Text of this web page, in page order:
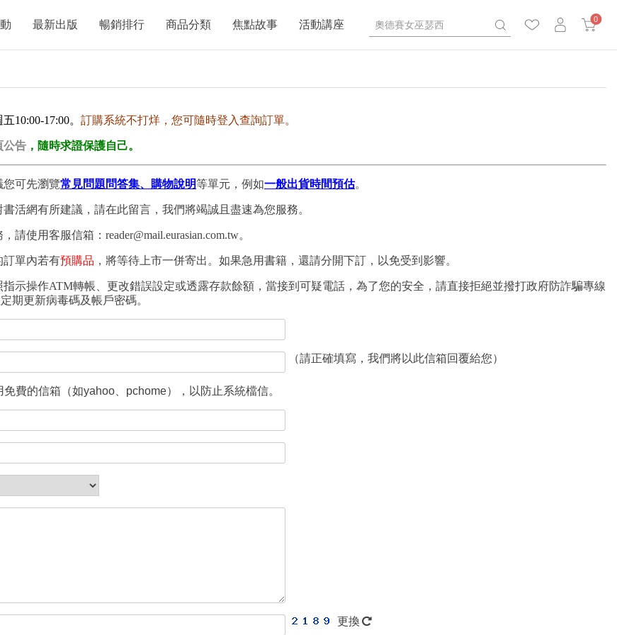
0
最新出版 暢銷排行 商品分類 焦點故事 活動講座
10:00-17:00。 訂購系統不打烊，您可隨時登入查詢訂單。
公告 ，隨時求證保護自己。
可先瀏覽常見問題問答集、購物說明等單元，例如一般出貨時間預估。
活網有所建議，請在此留言，我們將竭誠且盡速為您服務。
請使用客服信箱：reader@mail.eurasian.com.tw。
訂單內若有預購品 ，將等待上市一併寄出。如果急用書籍，還請分開下訂，以免受到影響。
指示操作ATM轉帳、更改錯誤設定或透露存款餘額，當接到可疑電話，為了您的安全，請直接拒絕並撥打政府防詐騙專線
期更新病毒碼及帳戶密碼。
（請正確填寫，我們將以此信箱回覆給您）
免費的信箱（如yahoo、pchome），以防止系統檔信。
更換